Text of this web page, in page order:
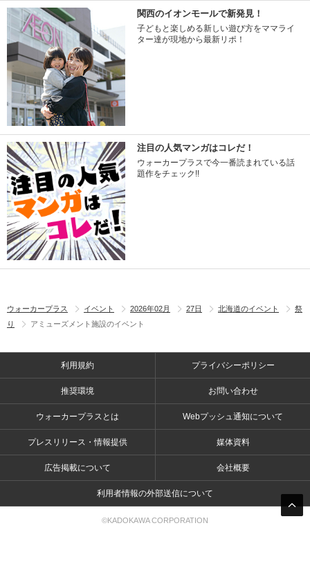
関西のイオンモールで新発見！
子どもと楽しめる新しい遊び方をママライ
ター達が現地から最新リポ！
注目の人気マンガはコレだ！
ウォーカープラスで今一番読まれている話
題作をチェック!!
ウォーカープラス イベント 2026年02月 27日 北海道のイベント
祭
り
アミューズメント施設のイベント
利用規約 プライバシーポリシー
推奨環境 お問い合わせ
ウォーカープラスとは Webプッシュ通知について
プレスリリース・情報提供 媒体資料
広告掲載について 会社概要
利用者情報の外部送信について
©KADOKAWA CORPORATION